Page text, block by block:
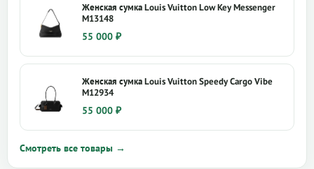
Женская сумка Louis Vuitton Low Key Messenger
M13148
55 000 ₽
Женская сумка Louis Vuitton Speedy Cargo Vibe
M12934
55 000 ₽
Смотреть все товары →